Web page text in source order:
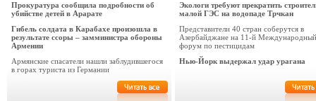
Прокуратура сообщила подробности об
убийстве детей в Арарате
Гибель солдата в Карабахе произошла в
результате ссоры – замминистра обороны
Армении
Армянские спасатели нашли заблудившегося
в горах туриста из Германии
Экологи требуют прекратить
малой ГЭС на водопаде Трчкан
Представители 40 стран соберутся в
Азербайджане на 11-й Международный
форум по пестицидам
Нью-Йорк выдержал удар урагана